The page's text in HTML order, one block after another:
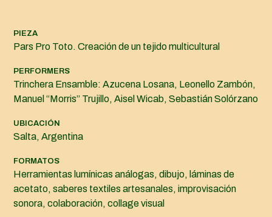
PIEZA
Pars Pro Toto. Creación de un tejido multicultural
PERFORMERS
Trinchera Ensamble: Azucena Losana, Leonello Zambón,
Manuel “Morris” Trujillo, Aisel Wicab, Sebastián Solórzano
UBICACIÓN
Salta, Argentina
FORMATOS
Herramientas lumínicas análogas, dibujo, láminas de
acetato, saberes textiles artesanales, improvisación
sonora, colaboración, collage visual